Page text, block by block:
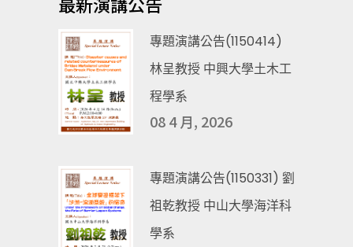
專題演講公告(1150414)
林呈教授 中興大學土木工
程學系
08 4 月, 2026
專題演講公告(1150331) 劉
祖乾教授 中山大學海洋科
學系